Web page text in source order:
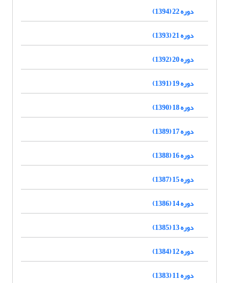
دوره 22 (1394)
دوره 21 (1393)
دوره 20 (1392)
دوره 19 (1391)
دوره 18 (1390)
دوره 17 (1389)
دوره 16 (1388)
دوره 15 (1387)
دوره 14 (1386)
دوره 13 (1385)
دوره 12 (1384)
دوره 11 (1383)